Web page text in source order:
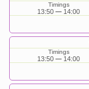
Timings
13:50 14:00
Timings
13:50 14:00